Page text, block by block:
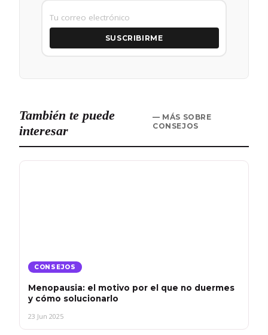
SUSCRIBIRME
También te puede
interesar
— MÁS SOBRE
CONSEJOS
CONSEJOS
Menopausia: el motivo por el que no duermes
y cómo solucionarlo
23 Jun 2025